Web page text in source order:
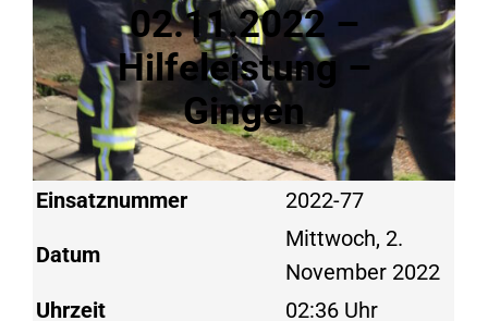
02.11.2022 –
Hilfeleistung –
Gingen
Einsatznummer 2022-77
Datum
Mittwoch, 2.
November 2022
Uhrzeit
02:36 Uhr